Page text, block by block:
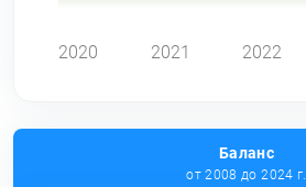
2020 2021 2022
Баланс
от 2008 до 2024 г.